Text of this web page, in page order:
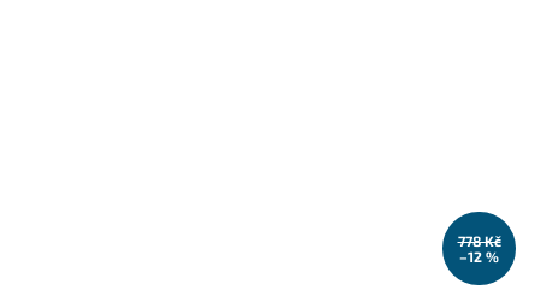
778 Kč
–12 %